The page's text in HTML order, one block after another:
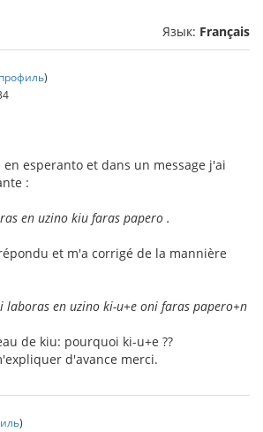
Язык: Français
)
esperanto et dans un message j'ai
:
en uzino kiu faras papero .
et m'a corrigé de la mannière
laboras en uzino ki-u+e oni faras papero+n
de kiu: pourquoi ki-u+e ??
d'avance merci.
)